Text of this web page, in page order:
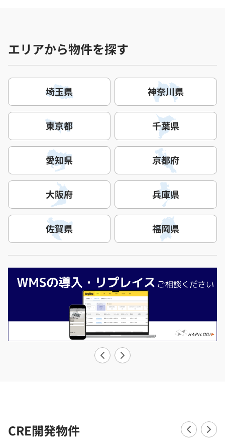
エリアから物件を探す
埼玉県 神奈川県
東京都 千葉県
愛知県 京都府
大阪府 兵庫県
佐賀県 福岡県
CRE開発物件